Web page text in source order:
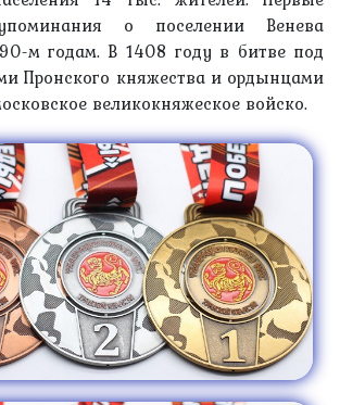
о поселении Венева
м годам. В 1408 году в битве под
Пронского княжества и ордынцами
великокняжеское войско.